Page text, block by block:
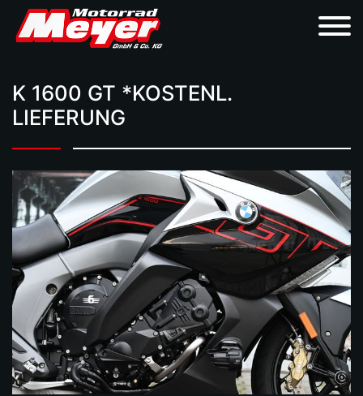
K 1600 GT *KOSTENL.
LIEFERUNG